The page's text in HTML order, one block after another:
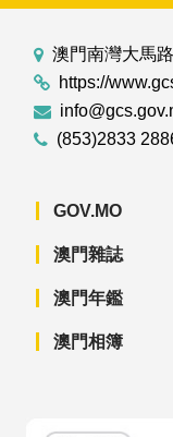
澳門南灣大馬
https://
(853)2833
GOV.MO
澳門雜誌
澳門年鑑
澳門相簿